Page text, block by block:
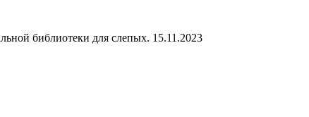
библиотеки для слепых. 15.11.2023